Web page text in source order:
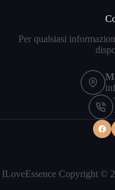
Per qualsiasi
ILoveEssence Copyright ©